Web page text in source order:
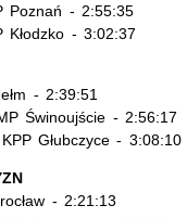
Poznań - 2:55:35
- 3:02:37
- 2:39:51
Świnoujście - 2:56:17
Głubczyce - 3:08:10
- 2:21:13